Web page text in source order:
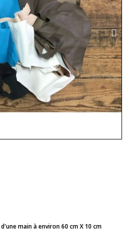
d'une main à environ 60 cm X 10 cm